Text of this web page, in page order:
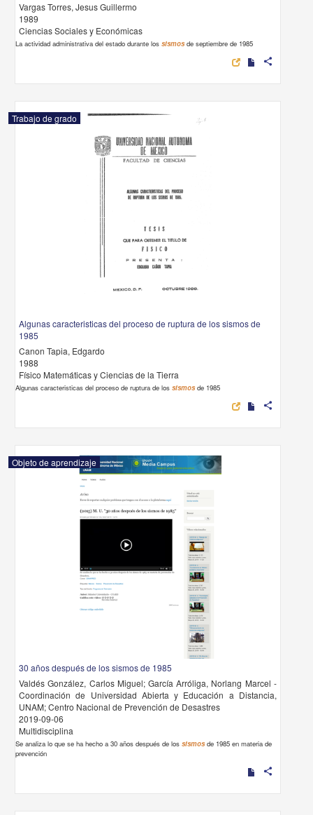
Vargas Torres, Jesus Guillermo
1989
Ciencias Sociales y Económicas
La actividad administrativa del estado durante lossismosde septiembre de 1985
share
Trabajo de grado
Algunas caracteristicas del proceso de ruptura de los sismos de
1985
Canon Tapia, Edgardo
1988
Físico Matemáticas y Ciencias de la Tierra
Algunas caracteristicas del proceso de ruptura de lossismosde 1985
share
Objeto de aprendizaje
30 años después de los sismos de 1985
Valdés González, Carlos Miguel; García Arróliga, Norlang Marcel -
Coordinación de Universidad Abierta y Educación a Distancia,
UNAM; Centro Nacional de Prevención de Desastres
2019-09-06
Multidisciplina
Se analiza lo que se ha hecho a 30 años después de lossismosde 1985 en materia de
prevención
share